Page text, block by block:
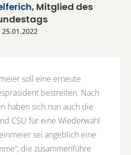
, Mitglied des
25.01.2022
soll eine erneute
bestreiten. Nach
haben sich nun auch die
CSU für eine Wiederwahl
sei angeblich eine
die zusammenführe